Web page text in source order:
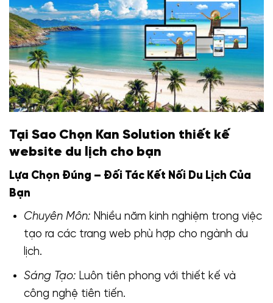
Tại Sao Chọn Kan Solution thiết kế
website du lịch cho bạn
Lựa Chọn Đúng – Đối Tác Kết Nối Du Lịch Của
Bạn
Chuyên Môn:Nhiều năm kinh nghiệm trong việc
tạo ra các trang web phù hợp cho ngành du
lịch.
Sáng Tạo:Luôn tiên phong với thiết kế và
công nghệ tiên tiến.